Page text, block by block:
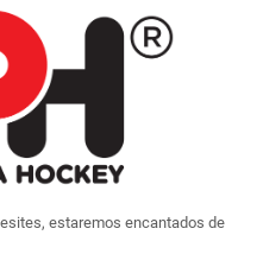
estaremos encantados de